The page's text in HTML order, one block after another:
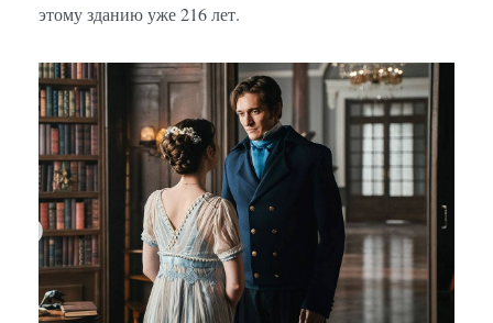
этому зданию уже 216 лет.